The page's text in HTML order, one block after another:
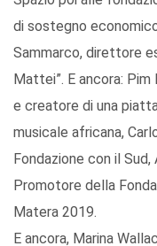
di sostegno
Sammarco, direttore
Mattei”. E ancora:
e creatore di una
musicale africana,
Fondazione con il
Promotore della
Matera 2019.
E ancora, Marina